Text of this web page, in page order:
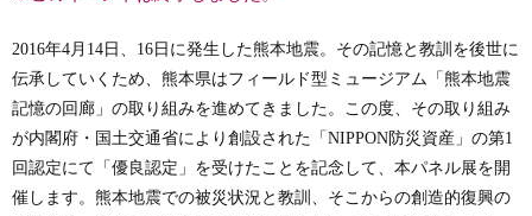
2016年4月14日、16日に発生した熊本地震。その記憶と教訓を後世に
伝承していくため、熊本県はフィールド型ミュージアム「熊本地震
記憶の回廊」の取り組みを進めてきました。この度、その取り組み
が内閣府・国土交通省により創設された「NIPPON防災資産」の第1
回認定にて「優良認定」を受けたことを記念して、本パネル展を開
催します。熊本地震での被災状況と教訓、そこからの創造的復興の